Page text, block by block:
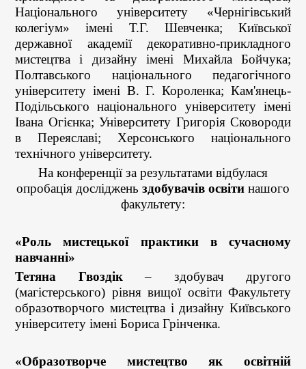
Національного університету «Чернігівський
колегіум» імені Т.Г. Шевченка; Київської
державної академії декоративно-прикладного
мистецтва і дизайну імені Михайла Бойчука;
Полтавського національного педагогічного
університету імені В. Г. Короленка; Кам'янець-
Подільського національного університету імені
Івана Огієнка; Університету Григорія Сковороди
в Переяславі; Херсонського національного
технічного університету.
На конференції за результатами відбулася
опробація досліджень здобувачів освіти нашого
факультету:
«Роль мистецької практики в сучасному
навчанні»
Тетяна Гвоздік– здобувач другого
(магістерського) рівня вищої освіти Факультету
образотворчого мистецтва і дизайну Київського
університету імені Бориса Грінченка.
«Образотворче мистецтво як освітній